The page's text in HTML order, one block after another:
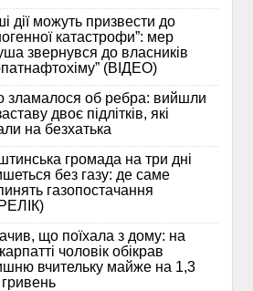
дії можуть призвести до
катастрофи”: мер
звернувся до власників
(ВІДЕО)
зламалося об ребра: вийшли
двоє підлітків, які
на безхатька
громада на три дні
без газу: де саме
газопостачання
що поїхала з дому: на
чоловік обікрав
вчительку майже на 1,3